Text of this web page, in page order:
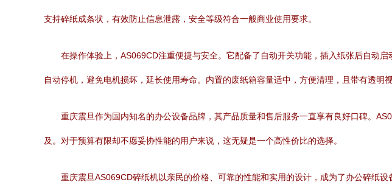
支持碎纸成条状，有效防止信息泄露，安全等级符合一般商业使用要求。
在操作体验上，AS069CD注重便捷与安全。它配备了自动开关功能，插入纸张后自动
自动停机，避免电机损坏，延长使用寿命。内置的废纸箱容量适中，方便清理，且带有透明
重庆震旦作为国内知名的办公设备品牌，其产品质量和售后服务一直享有良好口碑。
及。对于预算有限却不愿妥协性能的用户来说，这无疑是一个高性价比的选择。
重庆震旦AS069CD碎纸机以亲民的价格、可靠的性能和实用的设计，成为了办公碎纸